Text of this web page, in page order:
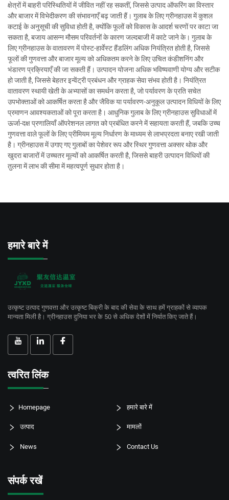
क्षेत्रों में बाहरी परिस्थितियों में जीवित नहीं रह सकतीं, जिससे उत्पाद ऑफरिंग का विस्तार
और बाजार में विभेदीकरण की संभावनाएँ बढ़ जाती हैं। गुलाब के लिए ग्रीनहाउस में कुशल
कटाई के अनुसूची की सुविधा होती है, क्योंकि फूलों को विकास के आदर्श चरणों पर काटा जा
सकता है, बजाय आसन्न मौसम परिवर्तनों के कारण जल्दबाजी में काटे जाने के। गुलाब के
लिए ग्रीनहाउस के वातावरण में पोस्ट-हार्वेस्ट हैंडलिंग अधिक नियंत्रित होती है, जिससे
फूलों की गुणवत्ता और बाजार मूल्य को अधिकतम करने के लिए उचित कंडीशनिंग और
भंडारण प्रक्रियाएँ की जा सकती हैं। उत्पादन योजना अधिक भविष्यवाणी योग्य और सटीक
हो जाती है, जिससे बेहतर इन्वेंट्री प्रबंधन और ग्राहक सेवा संभव होती है। नियंत्रित
वातावरण स्थायी खेती के अभ्यासों का समर्थन करता है, जो पर्यावरण के प्रति सचेत
उपभोक्ताओं को आकर्षित करता है और जैविक या पर्यावरण-अनुकूल उत्पादन विधियों के लिए
प्रमाणन आवश्यकताओं को पूरा करता है। आधुनिक गुलाब के लिए ग्रीनहाउस सुविधाओं में
ऊर्जा-दक्ष प्रणालियाँ ऑपरेशनल लागत को प्रबंधित करने में सहायता करती हैं, जबकि उच्च
गुणवत्ता वाले फूलों के लिए प्रीमियम मूल्य निर्धारण के माध्यम से लाभप्रदता बनाए रखी जाती
है। ग्रीनहाउस में उगाए गए गुलाबों का पेशेवर रूप और स्थिर गुणवत्ता अक्सर थोक और
खुदरा बाजारों में उच्चतर मूल्यों को आकर्षित करती है, जिससे बाहरी उत्पादन विधियों की
तुलना में लाभ की सीमा में महत्वपूर्ण सुधार होता है।
हमारे बारे में
उत्कृष्ट उत्पाद गुणवत्ता और उत्कृष्ट बिक्री के बाद की सेवा के साथ हमें ग्राहकों से व्यापक
मान्यता मिली है। ग्रीनहाउस दुनिया भर के 50 से अधिक देशों में निर्यात किए जाते हैं।
त्वरित लिंक
Homepage हमारे बारे में
उत्पाद मामलों
News Contact Us
संपर्क रखें